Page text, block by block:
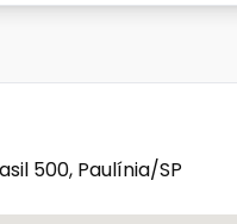
500, Paulínia/SP